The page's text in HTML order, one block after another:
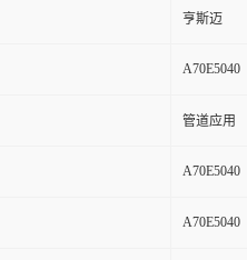
亨斯迈
A70E5040
管道应用
A70E5040
A70E5040